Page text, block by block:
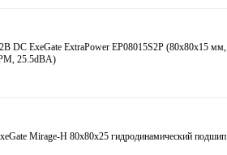
DC ExeGate ExtraPower EP08015S2P (80x80x15 мм,
25.5dBA)
Mirage-H 80x80x25 гидродинамический подшип